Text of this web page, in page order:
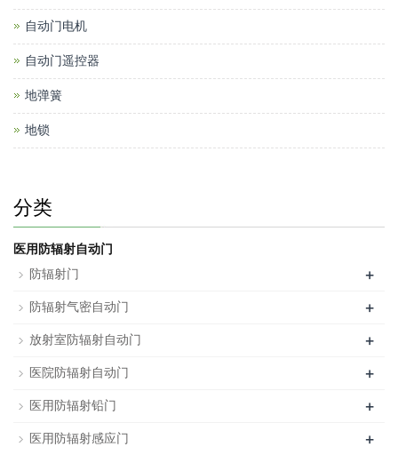
自动门电机
自动门遥控器
地弹簧
地锁
分类
医用防辐射自动门
防辐射门
+
防辐射气密自动门 +
放射室防辐射自动门 +
医院防辐射自动门 +
医用防辐射铅门 +
医用防辐射感应门 +